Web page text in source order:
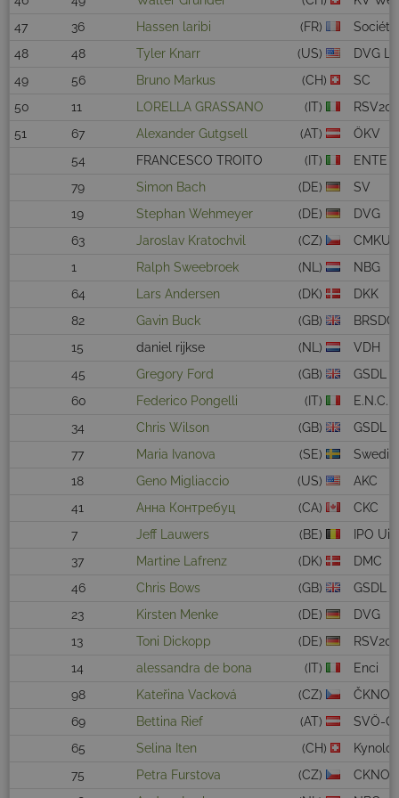
47
36 Hassen laribi (FR)
48
48 Tyler Knarr (US)
DVG
49
56 Bruno Markus (CH)
SC
50
11 LORELLA GRASSANO (IT)
51
67 Alexander Gutgsell (AT)
ÖKV
54
FRANCESCO TROITO (IT)
ENTE
79
Simon Bach (DE)
SV
19
Stephan Wehmeyer (DE)
DVG
63
Jaroslav Kratochvil (CZ)
CMKU
1
Ralph Sweebroek (NL)
NBG
64
Lars Andersen (DK)
DKK
82
Gavin Buck (GB)
BRSDC
15
daniel rijkse (NL)
VDH
45
Gregory Ford (GB)
GSDL
60
Federico Pongelli (IT)
E.N.C.I.
34
Chris Wilson (GB)
GSDL
77
Maria Ivanova (SE)
18
Geno Migliaccio (US)
AKC
41
Анна Контребуц (CA)
CKC
7
Jeff Lauwers (BE)
IPO
37
Martine Lafrenz (DK)
DMC
46
Chris Bows (GB)
GSDL
23
Kirsten Menke (DE)
DVG
13
Toni Dickopp (DE)
14
alessandra de bona (IT)
Enci
98
Kateřina Vacková (CZ)
ČKNO
69
Bettina Rief (AT)
SVÖ-
65
Selina Iten (CH)
75
Petra Furstova (CZ)
CKNO